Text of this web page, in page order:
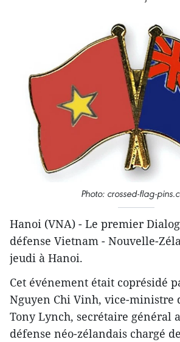
Photo: crossed-flag-
Hanoi (VNA) - Le premier
défense Vietnam - Nouvelle-
jeudi à Hanoi.
Cet événement était coprésidé
Nguyen Chi Vinh, vice-ministre
Tony Lynch, secrétaire général
défense néo-zélandais chargé